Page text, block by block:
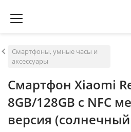
Смартфоны, умные часы и
аксессуары
Смартфон Xiaomi
8GB/128GB с NFC
версия